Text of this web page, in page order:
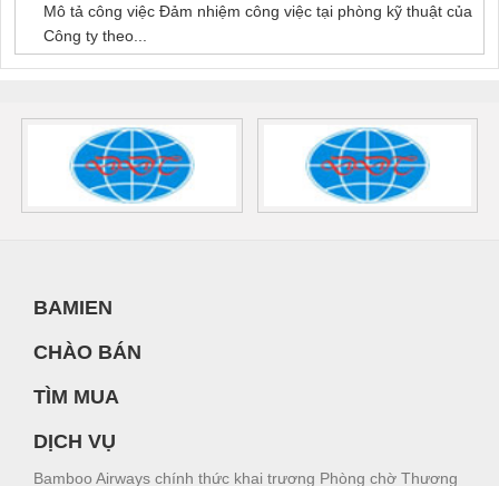
Mô tả công việc Đảm nhiệm công việc tại phòng kỹ thuật của
Công ty theo...
BAMIEN
CHÀO BÁN
TÌM MUA
DỊCH VỤ
Bamboo Airways chính thức khai trương Phòng chờ Thương